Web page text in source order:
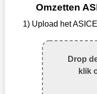
Omzetten
1) Upload het
Drop
klik